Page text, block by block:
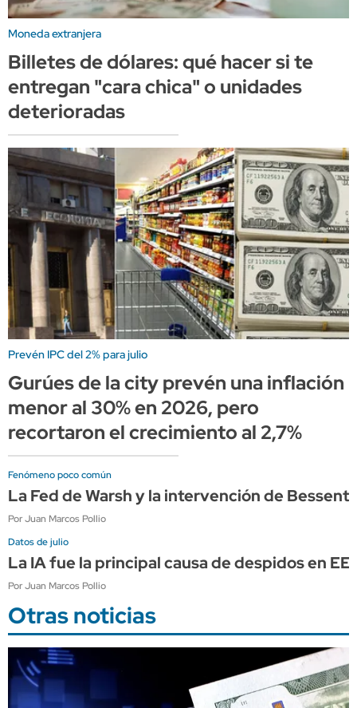
Moneda extranjera
Billetes de dólares: qué hacer si te
entregan "cara chica" o unidades
deterioradas
Prevén IPC del 2% para julio
Gurúes de la city prevén una inflación
menor al 30% en 2026, pero
recortaron el crecimiento al 2,7%
Fenómeno poco común
La Fed de Warsh y la intervención de
Por Juan Marcos Pollio
Datos de julio
La IA fue la principal causa de despidos en
Por Juan Marcos Pollio
Otras noticias